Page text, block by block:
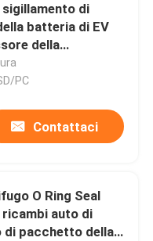
di
batteria di EV
della
25.4mm
PC
Contattaci
O Ring Seal
ricambi auto di
di pacchetto della